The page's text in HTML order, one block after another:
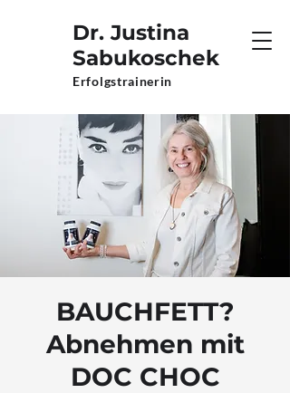
Erfolgstrainerin
Dr. Justina
Sabukoschek
BAUCHFETT?
Abnehmen mit
DOC CHOC